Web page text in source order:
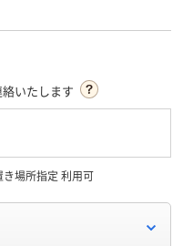
絡いたします
き場所指定 利用可